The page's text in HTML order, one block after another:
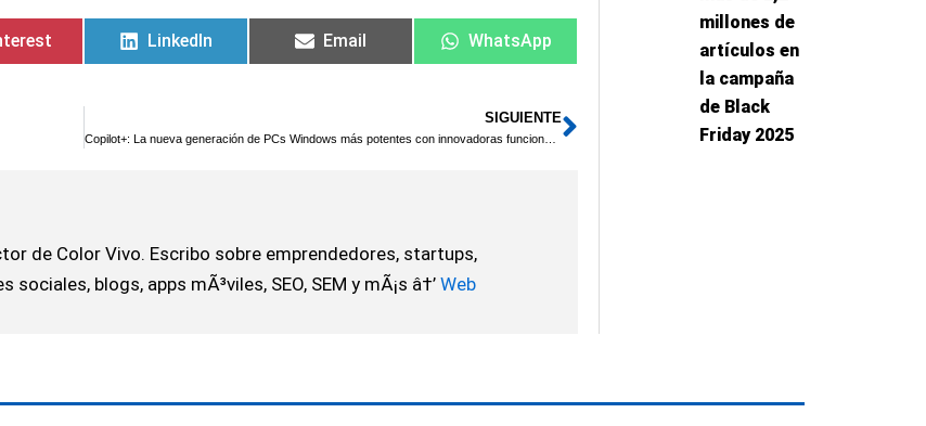
LinkedIn Email WhatsApp
SIGUIENTE
Copilot+: La nueva generación de PCs Windows más potentes con innovadoras funciones de inteligencia artificial Siguiente
de Color Vivo. Escribo sobre emprendedores, startups,
blogs, apps mÃ³viles, SEO, SEM y mÃ¡s â†’ Web
millones de
artículos en
la campaña
de Black
Friday 2025